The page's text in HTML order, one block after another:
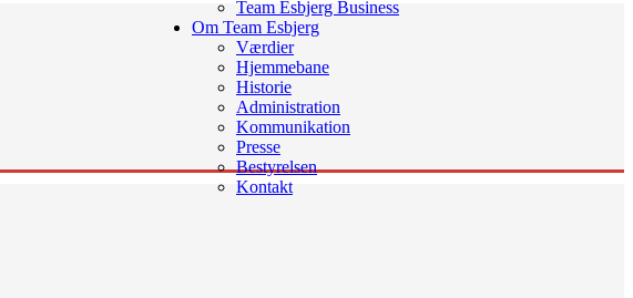
Team Esbjerg Business
Om Team Esbjerg
Værdier
Hjemmebane
Historie
Administration
Kommunikation
Presse
Bestyrelsen
Kontakt